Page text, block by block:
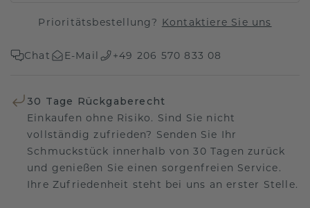
Prioritätsbestellung? Kontaktiere Sie uns
Chat E-Mail +49 206 570 833 08
30 Tage Rückgaberecht
Einkaufen ohne Risiko. Sind Sie nicht
vollständig zufrieden? Senden Sie Ihr
Schmuckstück innerhalb von 30 Tagen zurück
und genießen Sie einen sorgenfreien Service.
Ihre Zufriedenheit steht bei uns an erster Stelle.